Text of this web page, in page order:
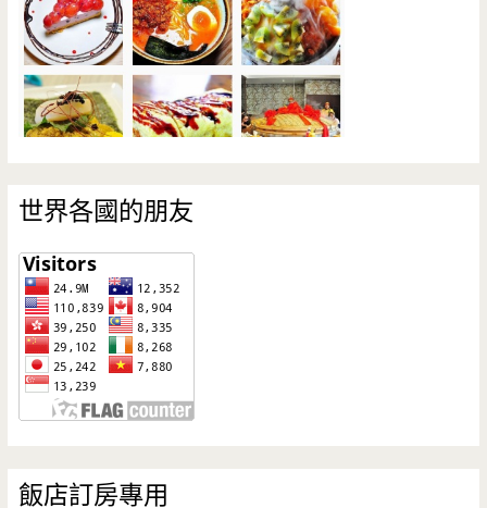
世界各國的朋友
飯店訂房專用